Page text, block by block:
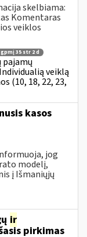
skelbiama:
Komentaras
veiklos
gpmį 35 str 2 d
pajamų
veiklą
(10, 18, 22, 23,
kasos
jog
modelį,
į Išmaniųjų
ir
pirkimas